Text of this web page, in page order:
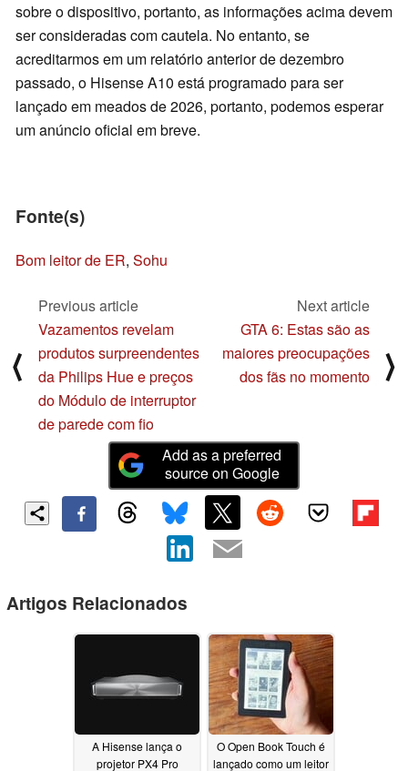
sobre o dispositivo, portanto, as informações acima devem
ser consideradas com cautela. No entanto, se
acreditarmos em um relatório anterior de dezembro
passado, o Hisense A10 está programado para ser
lançado em meados de 2026, portanto, podemos esperar
um anúncio oficial em breve.
Fonte(s)
Bom leitor de ER, Sohu
⟨
Previous article
Vazamentos revelam
produtos surpreendentes
da Philips Hue e preços
do Módulo de interruptor
de parede com fio
Next article
GTA 6: Estas são as
maiores preocupações
dos fãs no momento
⟩
Add as a preferred
source on Google
Artigos Relacionados
A Hisense lança o
projetor PX4 Pro
O Open Book Touch é
lançado como um leitor